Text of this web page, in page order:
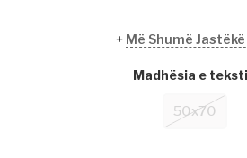
+ Më Shumë
Madhësia e
50x70